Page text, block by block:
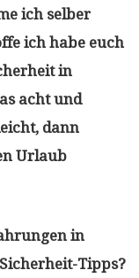
ich selber
ich habe euch
in
acht und
dann
Urlaub
in
Tipps?